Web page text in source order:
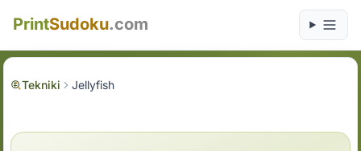
PrintSudoku.com
Tekniki Jellyfish